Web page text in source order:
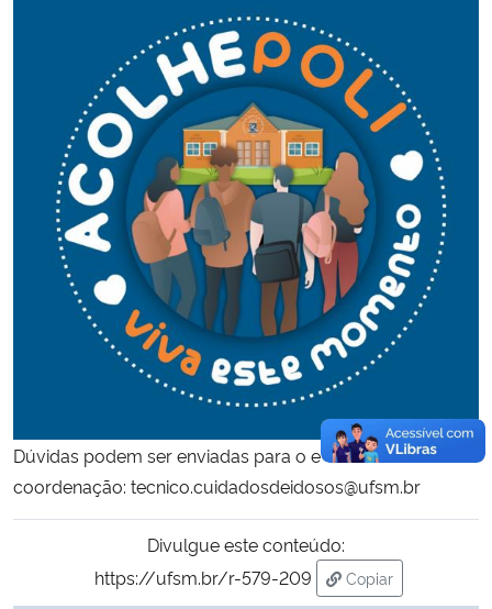
Dúvidas podem ser enviadas para o e-mail da
coordenação: tecnico.cuidadosdeidosos@ufsm.br
Divulgue este conteúdo:
https://ufsm.br/r-579-209
Copiar
para área de